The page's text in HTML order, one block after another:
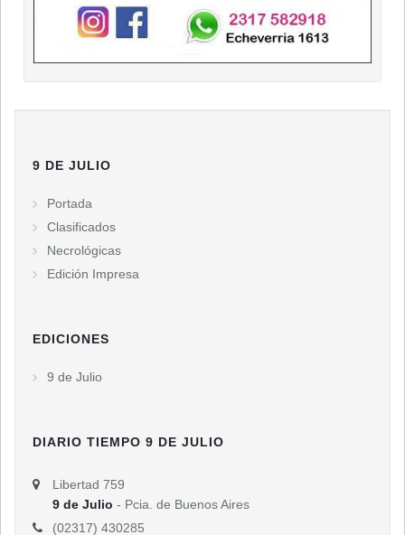
9 DE JULIO
Portada
Clasificados
Necrológicas
Edición Impresa
EDICIONES
9 de Julio
DIARIO TIEMPO 9 DE JULIO
Libertad 759
9 de Julio - Pcia. de Buenos Aires
(02317) 430285